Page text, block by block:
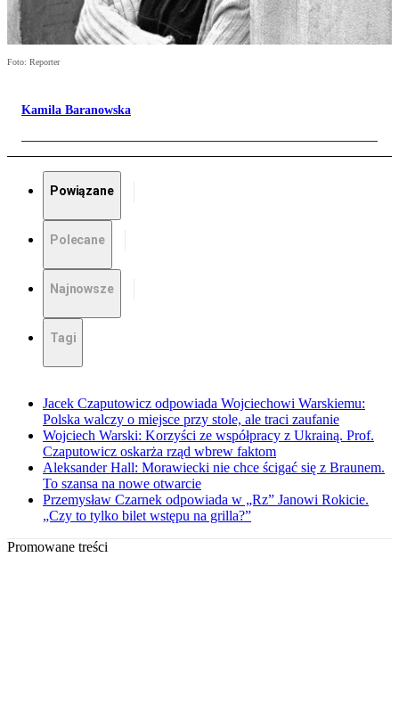
Foto: Reporter
Kamila Baranowska
Powiązane
Polecane
Najnowsze
Tagi
Jacek Czaputowicz odpowiada Wojciechowi Warskiemu:
Polska walczy o miejsce przy stole, ale traci zaufanie
Wojciech Warski: Korzyści ze współpracy z Ukrainą. Prof.
Czaputowicz oskarża rząd wbrew faktom
Aleksander Hall: Morawiecki nie chce ścigać się z Braunem.
To szansa na nowe otwarcie
Przemysław Czarnek odpowiada w „Rz” Janowi Rokicie.
„Czy to tylko bilet wstępu na grilla?”
Promowane treści